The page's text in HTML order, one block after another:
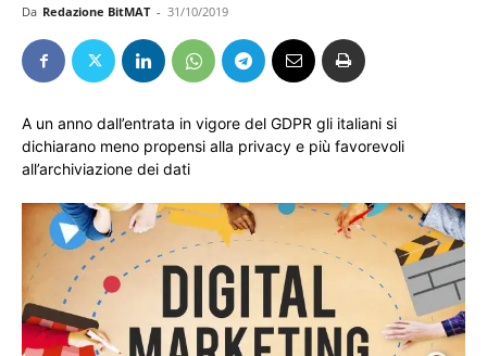
Da Redazione BitMAT - 31/10/2019
A un anno dall’entrata in vigore del GDPR gli italiani si
dichiarano meno propensi alla privacy e più favorevoli
all’archiviazione dei dati